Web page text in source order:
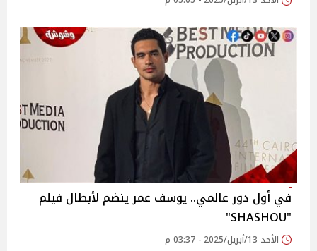
في أول دور عالمي.. يوسف عمر ينضم لأبطال فيلم
"SHASHOU"
الأحد 13/أبريل/2025 - 03:37 م